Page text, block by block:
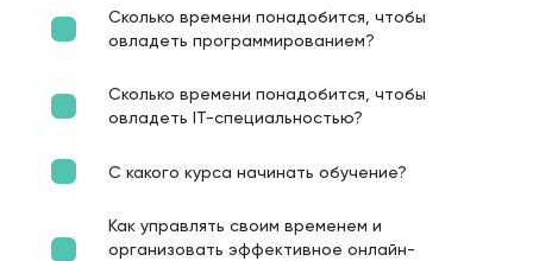
Сколько времени понадобится, чтобы
овладеть программированием?
Сколько времени понадобится, чтобы
овладеть IT-специальностью?
С какого курса начинать обучение?
Как управлять своим временем и
организовать эффективное онлайн-